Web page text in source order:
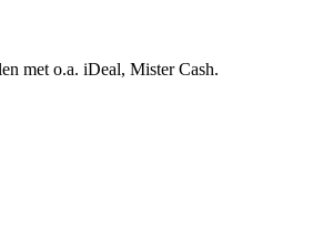
met o.a. iDeal, Mister Cash.